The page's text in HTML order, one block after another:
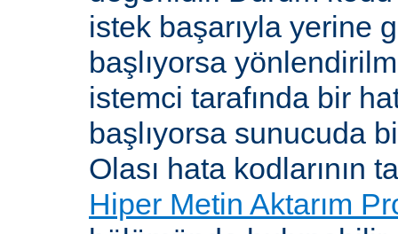
istek başarıyla yerine
başlıyorsa
istemci tarafında bir
başlıyorsa sunucuda
Olası hata kodlarının
Hiper Metin Aktarım